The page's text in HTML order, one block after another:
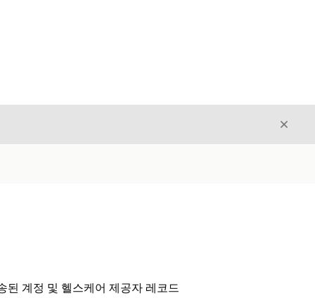
닫기
된 계정 및 헬스케어 제공자 레코드